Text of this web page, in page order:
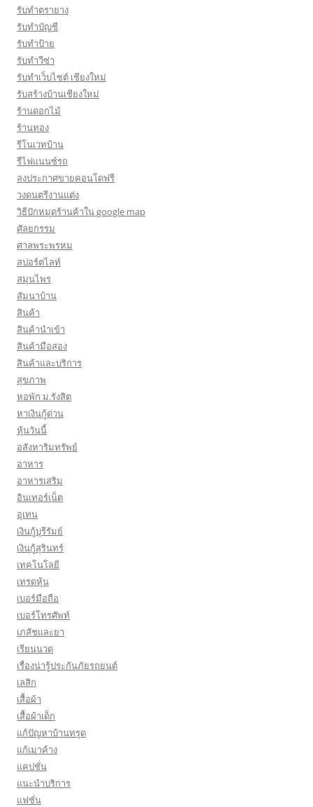
รับทำตรายาง
รับทำบัญชี
รับทำป้าย
รับทำวีซ่า
รับทำเว็บไซต์ เชียงใหม่
รับสร้างบ้านเชียงใหม่
ร้านดอกไม้
ร้านทอง
รีโนเวทบ้าน
รีไฟแนนซ์รถ
ลงประกาศขายคอนโดฟรี
วงดนตรีงานแต่ง
วิธีปักหมุดร้านค้าใน google map
ศัลยกรรม
ศาลพระพรหม
สปอร์ตไลท์
สมุนไพร
สัมนาบ้าน
สินค้า
สินค้านำเข้า
สินค้ามือสอง
สินค้าและบริการ
สุขภาพ
หอพัก ม.รังสิต
หาเงินกู้ด่วน
หุ้นวันนี้
อสังหาริมทรัพย์
อาหาร
อาหารเสริม
อินเทอร์เน็ต
อุเทน
เงินกู้บุรีรัมย์
เงินกู้สุรินทร์
เทคโนโลยี
เทรดหุ้น
เบอร์มือถือ
เบอร์โทรศัพท์
เภสัชและยา
เรียนนวด
เรื่องน่ารู้ประกันภัยรถยนต์
เลสิก
เสื้อผ้า
เสื้อผ้าเด็ก
แก้ปัญหาบ้านทรุด
แก้เมาค้าง
แคปชั่น
แนะนำบริการ
แฟชั่น